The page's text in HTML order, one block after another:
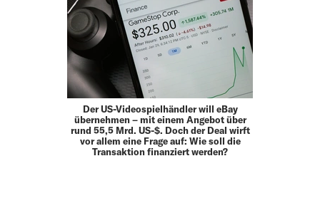
Der US-Videospielhändler will eBay
übernehmen – mit einem Angebot über
rund 55,5 Mrd. US-$. Doch der Deal wirft
vor allem eine Frage auf: Wie soll die
Transaktion finanziert werden?